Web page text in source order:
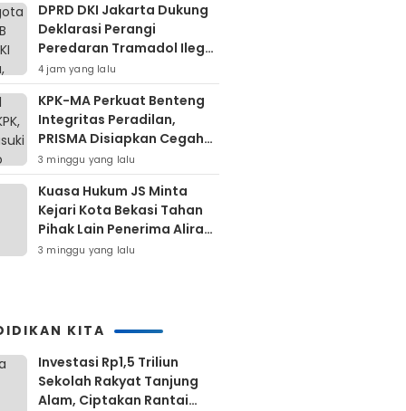
DPRD DKI Jakarta Dukung
Deklarasi Perangi
Peredaran Tramadol Ilegal
Untuk Lindungi Generasi
Muda
4 jam yang lalu
KPK-MA Perkuat Benteng
Integritas Peradilan,
PRISMA Disiapkan Cegah
Korupsi Sejak Hulu
3 minggu yang lalu
Kuasa Hukum JS Minta
Kejari Kota Bekasi Tahan
Pihak Lain Penerima Aliran
Dana Rp80 Juta
3 minggu yang lalu
KITA
Investasi Rp1,5 Triliun
Sekolah Rakyat Tanjung
Alam, Ciptakan Rantai